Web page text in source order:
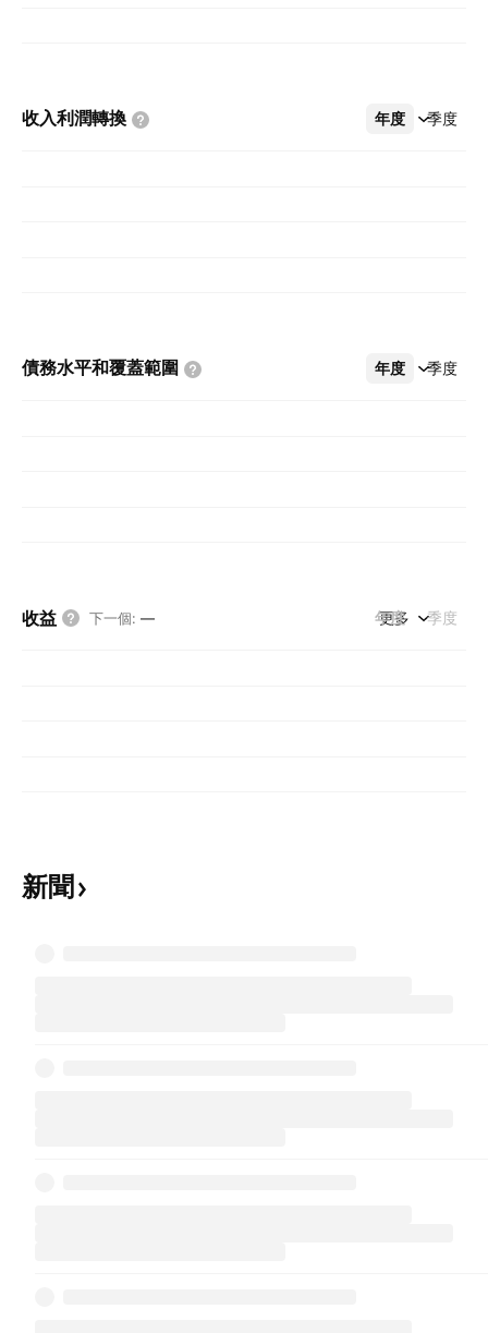
收入利潤轉換 年度 季度
更多
債務水平和覆蓋範圍 年度 季度
更多
收益 下一個: — 年度 季度
更多
新聞